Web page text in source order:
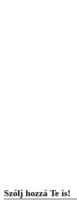
Szólj hozzá Te is!